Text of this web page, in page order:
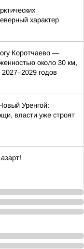
характер
Коротчаево —
около 30 км,
годов
Уренгой:
власти уже строят